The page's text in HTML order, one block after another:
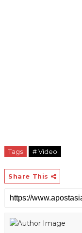
Tags # Video
Share This